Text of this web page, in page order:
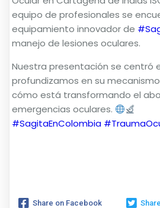
equipo de profesionales se
equipamiento innovador de
manejo de lesiones oculares.
Nuestra presentación se centró
profundizamos en su
cómo está transformando el
emergencias oculares.
#SagitaEnColombia
Share on Facebook